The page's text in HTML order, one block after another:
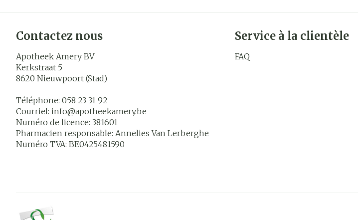
Contactez nous
Apotheek Amery BV
Kerkstraat 5
8620 Nieuwpoort (Stad)
Téléphone: 058 23 31 92
Courriel: info@apotheekamery.be
Numéro de licence: 381601
Pharmacien responsable: Annelies Van Lerberghe
Numéro TVA: BE0425481590
Service à la clientèle
FAQ